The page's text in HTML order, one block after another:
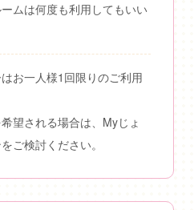
ムは何度も利用してもいい
お一人様1回限りのご利用
望される場合は、Myじょ
ご検討ください。